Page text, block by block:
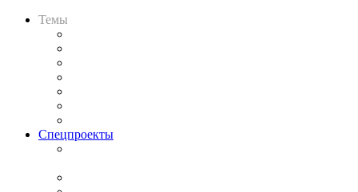
Темы
Спецпроекты